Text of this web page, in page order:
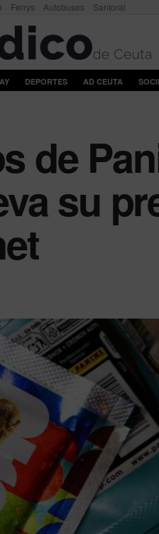
Ferrys Autobuses Santoral
DEPORTES AD CEUTA
de
su